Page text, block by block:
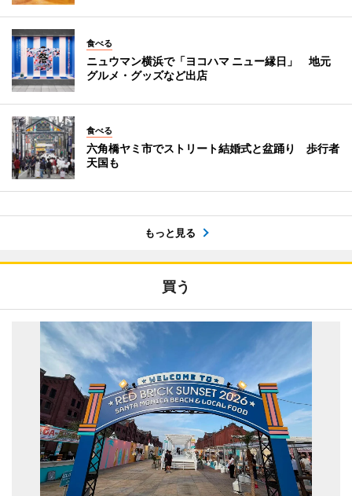
食べる
ニュウマン横浜で「ヨコハマ ニュー縁日」 地元
グルメ・グッズなど出店
食べる
六角橋ヤミ市でストリート結婚式と盆踊り 歩行者
天国も
もっと見る
買う